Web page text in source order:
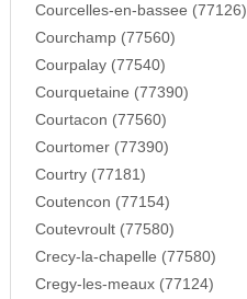
Courcelles-en-bassee (77126)
Courchamp (77560)
Courpalay (77540)
Courquetaine (77390)
Courtacon (77560)
Courtomer (77390)
Courtry (77181)
Coutencon (77154)
Coutevroult (77580)
Crecy-la-chapelle (77580)
Cregy-les-meaux (77124)